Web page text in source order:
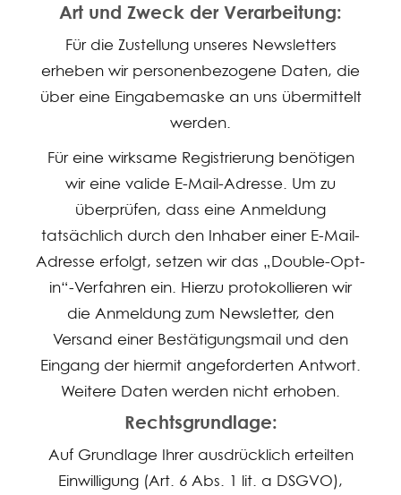
Art und Zweck der Verarbeitung:
Für die Zustellung unseres Newsletters
erheben wir personenbezogene Daten, die
über eine Eingabemaske an uns übermittelt
werden.
Für eine wirksame Registrierung benötigen
wir eine valide E-Mail-Adresse. Um zu
überprüfen, dass eine Anmeldung
tatsächlich durch den Inhaber einer E-Mail-
Adresse erfolgt, setzen wir das „Double-Opt-
in“-Verfahren ein. Hierzu protokollieren wir
die Anmeldung zum Newsletter, den
Versand einer Bestätigungsmail und den
Eingang der hiermit angeforderten Antwort.
Weitere Daten werden nicht erhoben.
Rechtsgrundlage:
Auf Grundlage Ihrer ausdrücklich erteilten
Einwilligung (Art. 6 Abs. 1 lit. a DSGVO),